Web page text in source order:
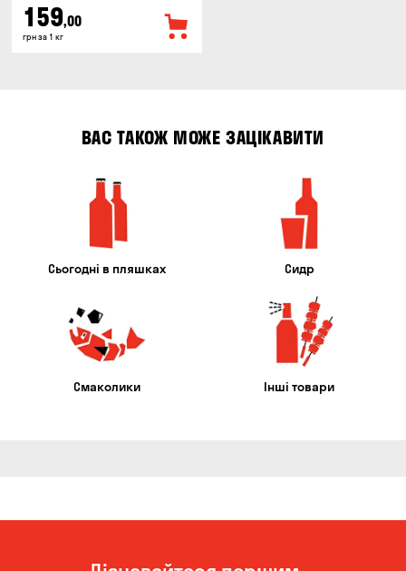
159,00
грн за 1 кг
ВАС ТАКОЖ МОЖЕ ЗАЦІКАВИТИ
Сьогодні в пляшках Сидр
Смаколики Інші товари